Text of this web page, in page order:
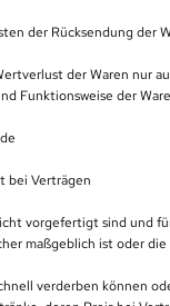
der Rücksendung der
der Waren nur
Funktionsweise der
bei Verträgen
vorgefertigt sind und
maßgeblich ist oder
verderben können